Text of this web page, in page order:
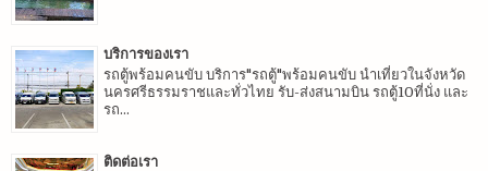
บริการของเรา
รถตู้พร้อมคนขับ บริการ"รถตู้"พร้อมคนขับ นำเที่ยวในจังหวัด
นครศรีธรรมราชและทั่วไทย รับ-ส่งสนามบิน รถตู้10ที่นั่ง และ
รถ...
ติดต่อเรา